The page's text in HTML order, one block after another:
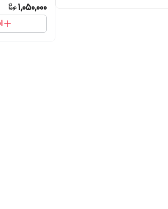
1,050,000